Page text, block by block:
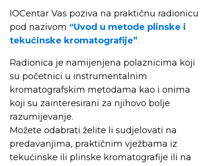
IOCentar Vas poziva na praktičnu radionicu
pod nazivom “Uvod u metode plinske i
tekućinske kromatografije”.
Radionica je namijenjena polaznicima koji
su početnici u instrumentalnim
kromatografskim metodama kao i onima
koji su zainteresirani za njihovo bolje
razumijevanje.
Možete odabrati želite li sudjelovati na
predavanjima, praktičnim vježbama iz
tekućinske ili plinske kromatografije ili na